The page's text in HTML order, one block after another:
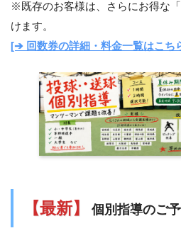
※既存のお客様は、さらにお得な
けます。
[➔ 回数券の詳細・料金一覧はこち
【最新】 個別指導のご